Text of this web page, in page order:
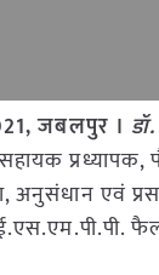
जबलपुर ।
प्रध्यापक,
अनुसंधान एवं